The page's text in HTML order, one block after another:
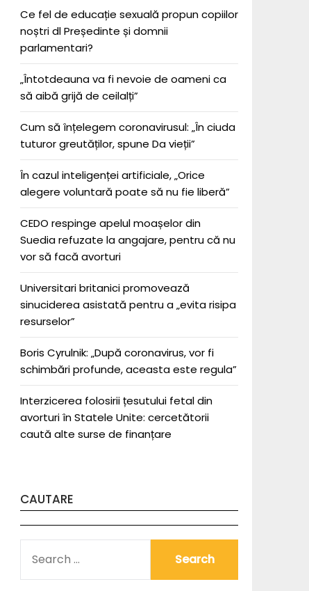
Ce fel de educație sexuală propun copiilor
noștri dl Președinte și domnii
parlamentari?
„Întotdeauna va fi nevoie de oameni ca
să aibă grijă de ceilalți”
Cum să înțelegem coronavirusul: „În ciuda
tuturor greutăților, spune Da vieții”
În cazul inteligenței artificiale, „Orice
alegere voluntară poate să nu fie liberă”
CEDO respinge apelul moașelor din
Suedia refuzate la angajare, pentru că nu
vor să facă avorturi
Universitari britanici promovează
sinuciderea asistată pentru a „evita risipa
resurselor”
Boris Cyrulnik: „După coronavirus, vor fi
schimbări profunde, aceasta este regula”
Interzicerea folosirii țesutului fetal din
avorturi în Statele Unite: cercetătorii
caută alte surse de finanțare
CAUTARE
FOR: